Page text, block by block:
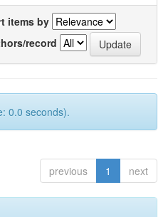
items by
record
0.0 seconds).
previous 1 next